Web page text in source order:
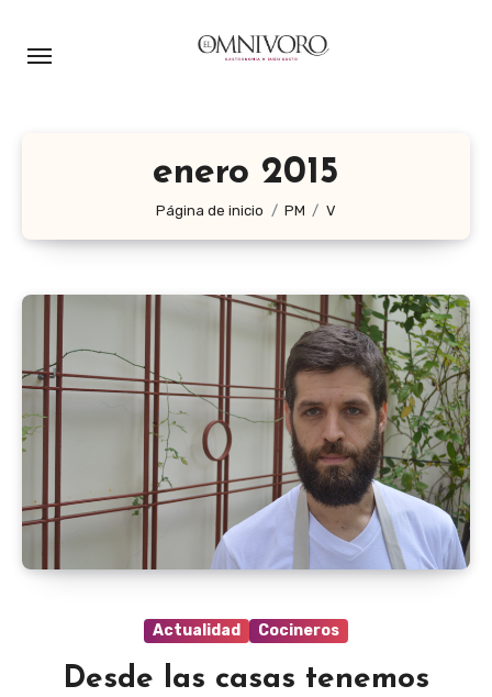
enero 2015
Página de inicio PM V
Actualidad Cocineros
Desde las casas tenemos